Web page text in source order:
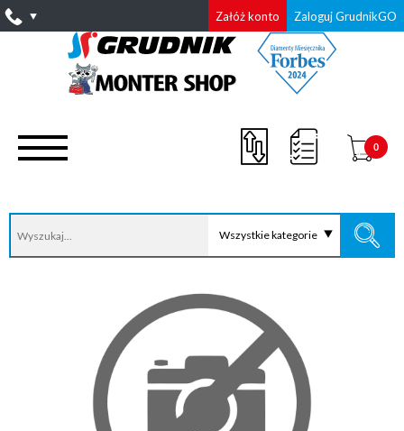
Załóż konto Zaloguj GrudnikGO
Wszystkie kategorie
0